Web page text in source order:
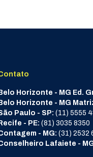
Belo Horizonte - MG Ed.
Belo Horizonte - MG
Paulo - SP: (11) 5555
Recife - PE: (81) 3035 8350
- MG: (31) 2532
Lafaiete -